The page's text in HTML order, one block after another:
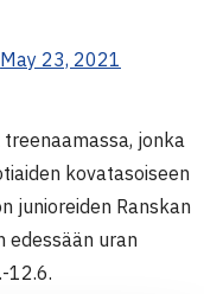
May 23, 2021
jonka
kovatasoiseen
junioreiden Ranskan
edessään uran
12.6.